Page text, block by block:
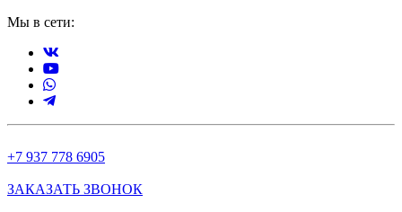
Мы в сети:
+7 937 778 6905
ЗАКАЗАТЬ ЗВОНОК